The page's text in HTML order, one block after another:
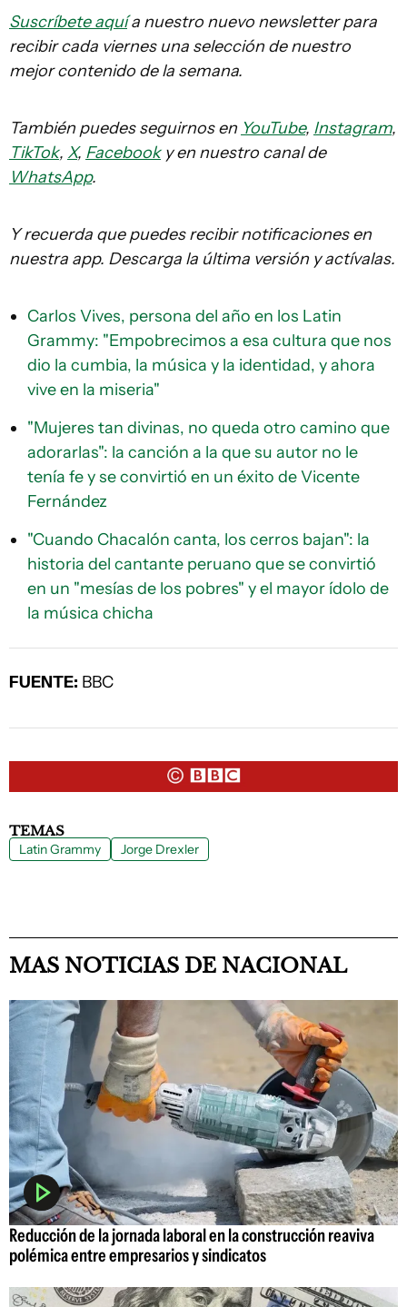
Suscríbete aquía nuestro nuevo newsletter para
recibir cada viernes una selección de nuestro
mejor contenido de la semana.
También puedes seguirnos en YouTube, Instagram,
TikTok, X, Facebooky en nuestro canal de
WhatsApp.
Y recuerda que puedes recibir notificaciones en
nuestra app. Descarga la última versión y actívalas.
Carlos Vives, persona del año en los Latin
Grammy: "Empobrecimos a esa cultura que nos
dio la cumbia, la música y la identidad, y ahora
vive en la miseria"
"Mujeres tan divinas, no queda otro camino que
adorarlas": la canción a la que su autor no le
tenía fe y se convirtió en un éxito de Vicente
Fernández
"Cuando Chacalón canta, los cerros bajan": la
historia del cantante peruano que se convirtió
en un "mesías de los pobres" y el mayor ídolo de
la música chicha
FUENTE: BBC
TEMAS
Latin Grammy Jorge Drexler
MAS NOTICIAS DE NACIONAL
Reducción de la jornada laboral en la construcción reaviva
polémica entre empresarios y sindicatos